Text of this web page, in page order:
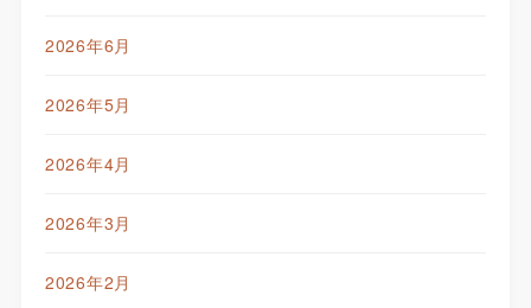
2026年6月
2026年5月
2026年4月
2026年3月
2026年2月